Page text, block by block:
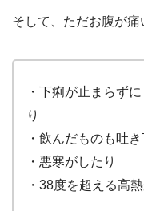
そして、ただお腹が痛
・下痢が止まらず
り
・飲んだものも吐
・悪寒がしたり
・38度を超える高